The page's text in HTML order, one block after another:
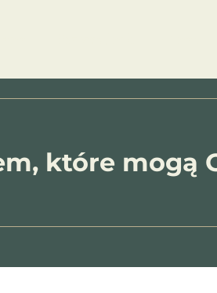
które mogą